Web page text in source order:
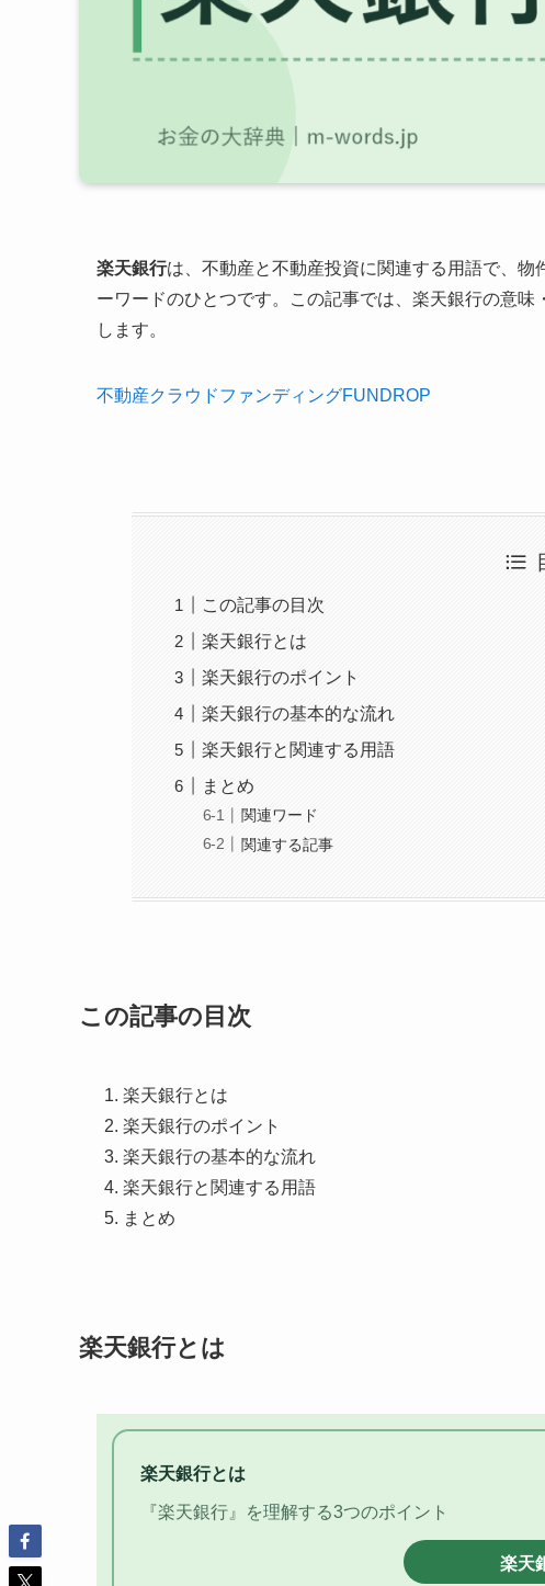
楽天銀行は、不動産と不動産投資に関連する用語で、
ーワードのひとつです。この記事では、楽天銀行の意
します。
不動産クラウドファンディングFUNDROP
この記事の目次
楽天銀行とは
楽天銀行のポイント
楽天銀行の基本的な流れ
楽天銀行と関連する用語
まとめ
関連ワード
関連する記事
この記事の目次
楽天銀行とは
楽天銀行のポイント
楽天銀行の基本的な流れ
楽天銀行と関連する用語
まとめ
楽天銀行とは
楽天銀行とは
『楽天銀行』を理解する3つのポイント
楽天